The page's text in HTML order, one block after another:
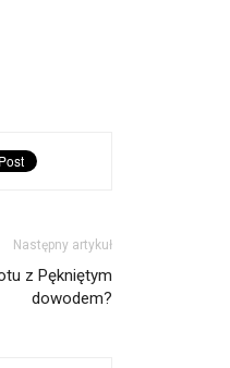
Następny artykuł
z Pękniętym
dowodem?